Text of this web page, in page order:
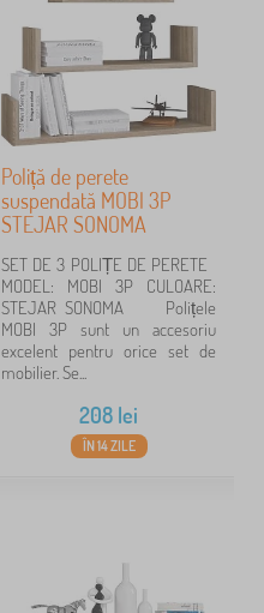
Poliță de perete
suspendată MOBI 3P
STEJAR SONOMA
SET DE 3 POLIȚE DE PERETE
MODEL: MOBI 3P CULOARE:
STEJAR SONOMA Polițele
MOBI 3P sunt un accesoriu
excelent pentru orice set de
mobilier. Se...
208 lei
ÎN 14 ZILE